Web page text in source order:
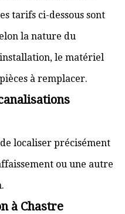
tarifs ci-dessous sont
la nature du
le matériel
à remplacer.
localiser précisément
ou une autre
à Chastre